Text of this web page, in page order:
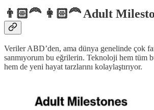
👨🏻‍🦰 👩🏻‍🦰 Adult
Veriler ABD’den, ama dünya genelinde çok
sanmıyorum bu eğrilerin. Teknoloji hem tüm
hem de yeni hayat tarzlarını kolaylaştırıyor.